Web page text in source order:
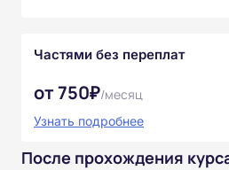
Частями без переплат
от 750₽/месяц
Узнать подробнее
После прохождения